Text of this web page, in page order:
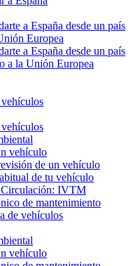
a España desde un país
Europea
a España desde un país
a la Unión Europea
vehículo
de un vehículo
de tu vehículo
Circulación: IVTM
de mantenimiento
de vehículos
vehículo